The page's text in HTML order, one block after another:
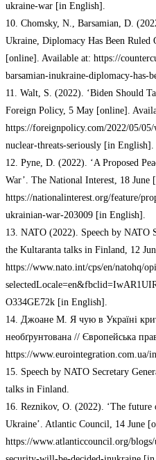
ukraine-war [in English].
10. Chomsky, N., Barsamian, D.
Ukraine, Diplomacy Has Been Ruled
[online]. Available at: https://
barsamian-inukraine-diplomacy-has-
11. Walt, S. (2022). ‘Biden Should
Foreign Policy, 5 May [online].
https://foreignpolicy.com/2022/05/
nuclear-threats-seriously [in English].
12. Pyne, D. (2022). ‘A Proposed
War’. The National Interest, 18 June
https://nationalinterest.org/feature/
ukrainian-war-203009 [in English].
13. NATO (2022). Speech by NATO
the Kultaranta talks in Finland, 12
https://www.nato.int/cps/en/natohq/
O334GE72k [in English].
14. Джоане М. Я чую в Україні
необґрунтована // Європейська
https://www.eurointegration.com.ua/
15. Speech by NATO Secretary
talks in Finland.
16. Reznikov, O. (2022). ‘The
Ukraine’. Atlantic Council, 14 June
https://www.atlanticcouncil.org/